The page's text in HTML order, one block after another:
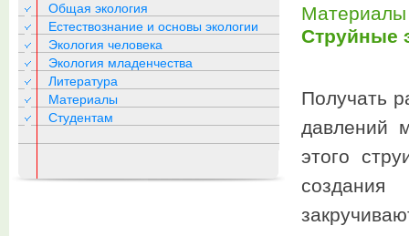
Общая экология
Естествознание и основы экологии
Экология человека
Экология младенчества
Литература
Материалы
Студентам
Материалы
Струйные
Получать
давлений
этого